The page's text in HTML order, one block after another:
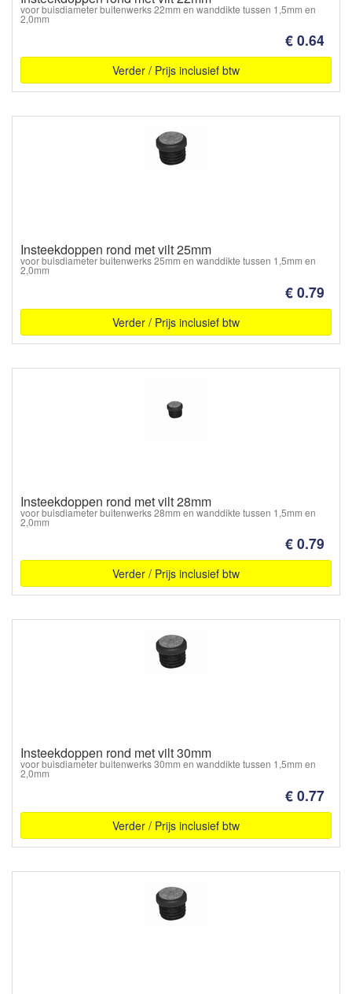
voor buisdiameter buitenwerks 22mm en wanddikte tussen 1,5mm en
2,0mm
€ 0.64
Verder / Prijs inclusief btw
Insteekdoppen rond met vilt 25mm
voor buisdiameter buitenwerks 25mm en wanddikte tussen 1,5mm en
2,0mm
€ 0.79
Verder / Prijs inclusief btw
Insteekdoppen rond met vilt 28mm
voor buisdiameter buitenwerks 28mm en wanddikte tussen 1,5mm en
2,0mm
€ 0.79
Verder / Prijs inclusief btw
Insteekdoppen rond met vilt 30mm
voor buisdiameter buitenwerks 30mm en wanddikte tussen 1,5mm en
2,0mm
€ 0.77
Verder / Prijs inclusief btw